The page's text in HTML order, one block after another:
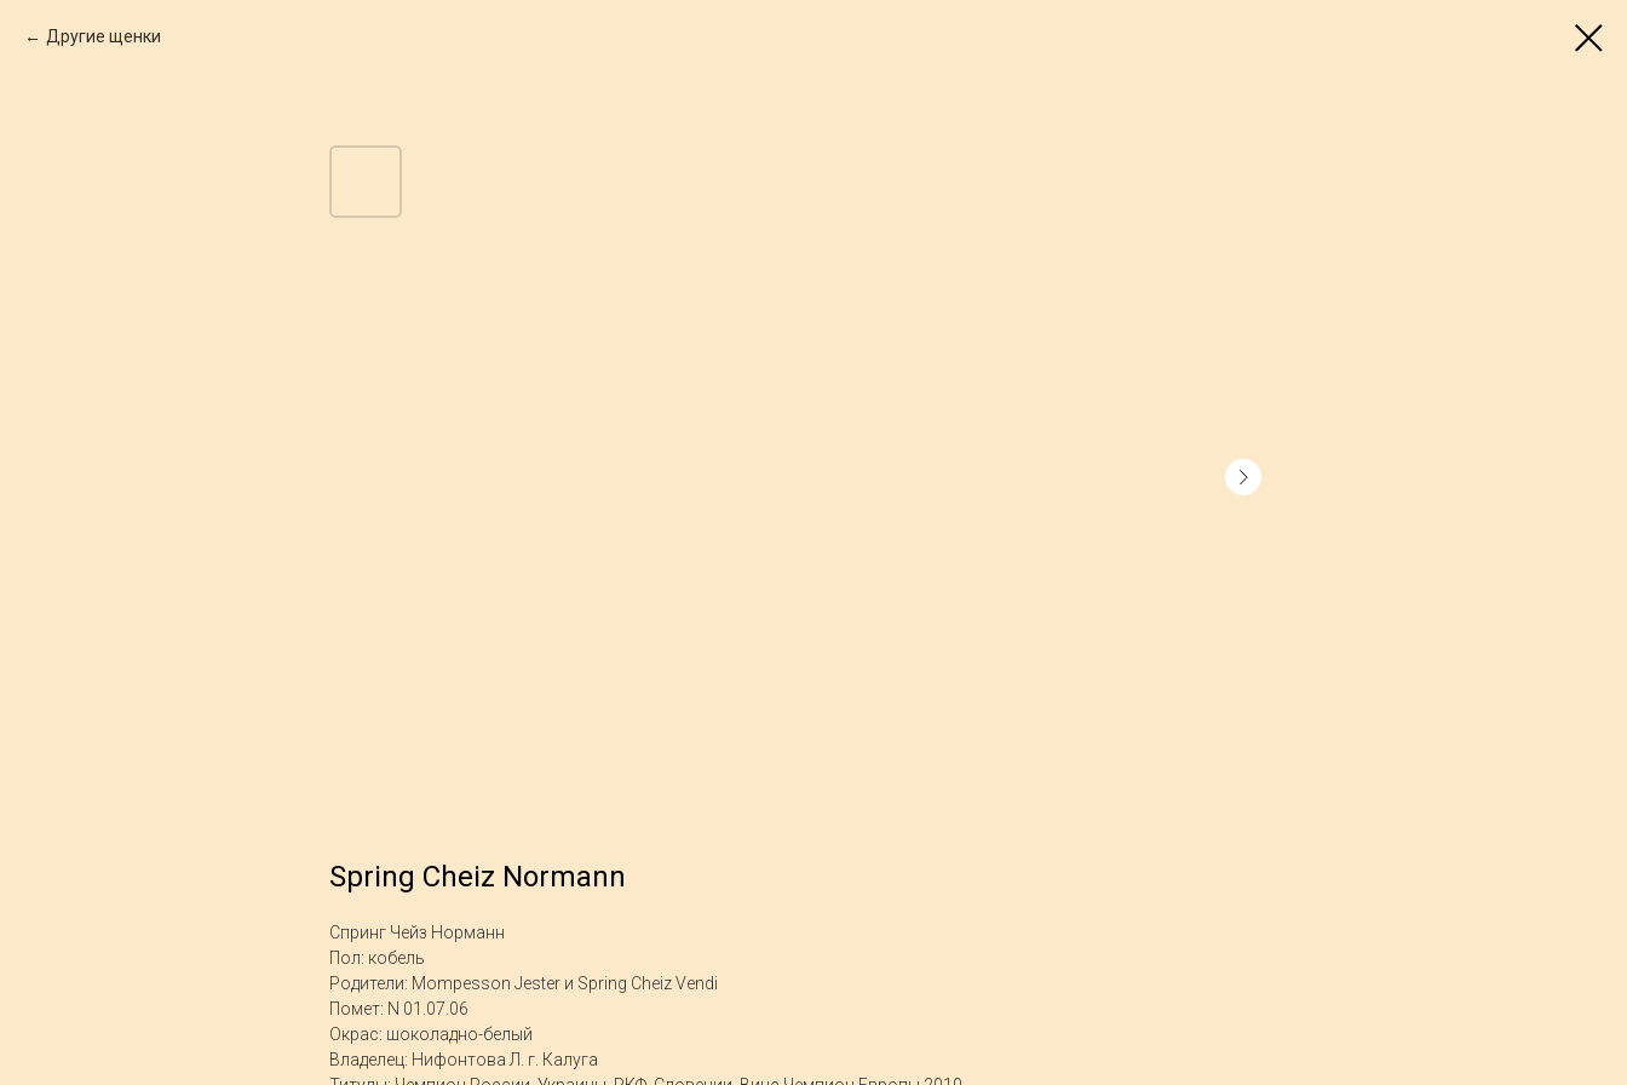
Другие щенки
Spring Cheiz Normann
Спринг Чейз Норманн
Пол: кобель
Родители: Mompesson Jester и Spring Cheiz Vendi
Помет: N 01.07.06
Окрас: шоколадно-белый
Владелец: Нифонтова Л. г. Калуга